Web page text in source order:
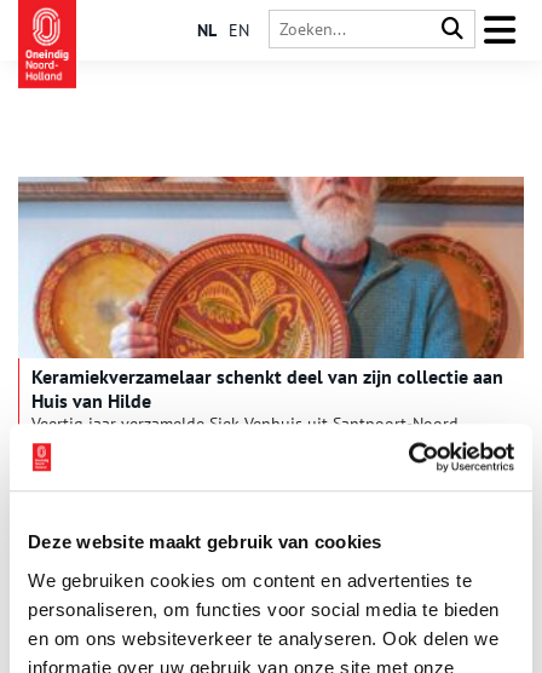
Deze website maakt gebruik van cookies
We gebruiken cookies om content en advertenties te
personaliseren, om functies voor social media te bieden
en om ons websiteverkeer te analyseren. Ook delen we
informatie over uw gebruik van onze site met onze
NL EN
Keramiekverzamelaar schenkt deel van zijn collectie aan
Huis van Hilde
Veertig jaar verzamelde Sjek Venhuis uit Santpoort-Noord
schotels, kommen en vuurklokken uit de zestiende en
zeventiende eeuw. Het is keramiek met een hoge museale
waarde, maar omdat ook Sjek niet het eeuwige leven heeft,
museum Huis van Hilde in Castricum.